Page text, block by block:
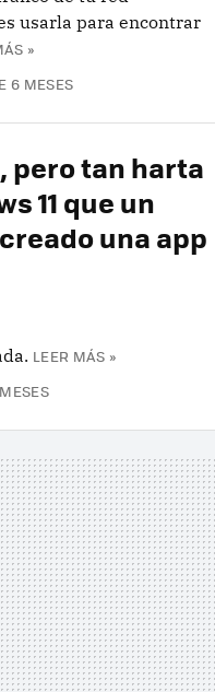
usarla para encontrar
»
6 MESES
pero tan harta
11 que un
una app
LEER MÁS »